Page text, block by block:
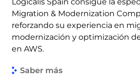
Migration & Modernization
reforzando su experiencia en
modernización y optimización
en AWS.
Saber más